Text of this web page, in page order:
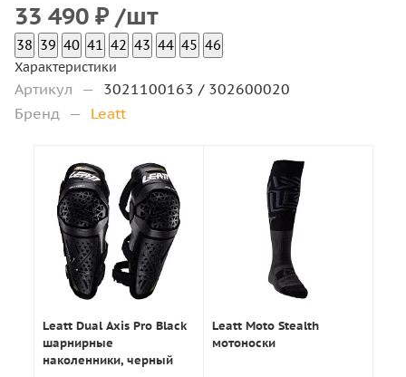
33 490 ₽ /шт
38 39 40 41 42 43 44 45 46
Характеристики
Артикул — 3021100163 / 302600020
Бренд — Leatt
Leatt Dual Axis Pro Black
шарнирные
наколенники, черный
Leatt Moto Stealth
мотоноски